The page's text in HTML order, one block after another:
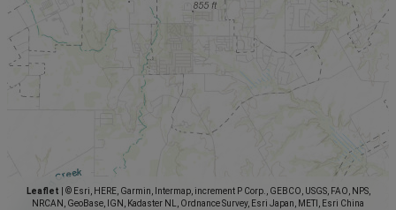
Leaflet
© Esri, HERE, Garmin, Intermap, increment P Corp., GEBCO, USGS, FAO, NPS,
NRCAN, GeoBase, IGN, Kadaster NL, Ordnance Survey, Esri Japan, METI, Esri China